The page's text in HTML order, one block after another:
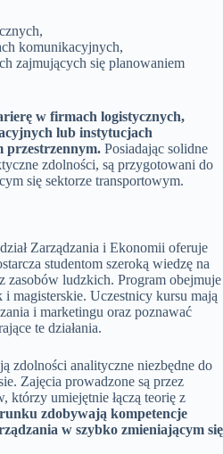
komunikacyjnych,
zajmujących się planowaniem
w firmach logistycznych,
lub instytucjach
przestrzennym. Posiadając solidne
zdolności, są przygotowani do
się sektorze transportowym.
Zarządzania i Ekonomii oferuje
studentom szeroką wiedzę na
zasobów ludzkich. Program obejmuje
magisterskie. Uczestnicy kursu mają
i marketingu oraz poznawać
te działania.
zdolności analityczne niezbędne do
Zajęcia prowadzone są przez
którzy umiejętnie łączą teorię z
zdobywają kompetencje
w szybko zmieniającym się